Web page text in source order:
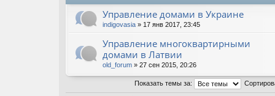
Управление домами в Украине
indigovasia » 17 янв 2017, 23:45
Управление многоквартирными
домами в Латвии
old_forum » 27 сен 2015, 20:26
Показать темы за: